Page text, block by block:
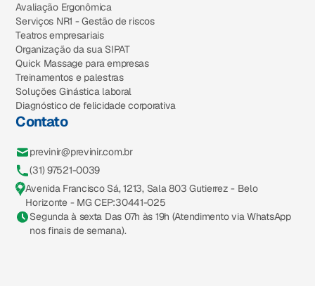
Avaliação Ergonômica
Serviços NR1 - Gestão de riscos
Teatros empresariais
Organização da sua SIPAT
Quick Massage para empresas
Treinamentos e palestras
Soluções Ginástica laboral
Diagnóstico de felicidade corporativa
Contato
previnir@previnir.com.br
(31) 97521-0039
Avenida Francisco Sá, 1213, Sala 803 Gutierrez - Belo
Horizonte - MG CEP:30441-025
Segunda à sexta Das 07h às 19h (Atendimento via WhatsApp
nos finais de semana).